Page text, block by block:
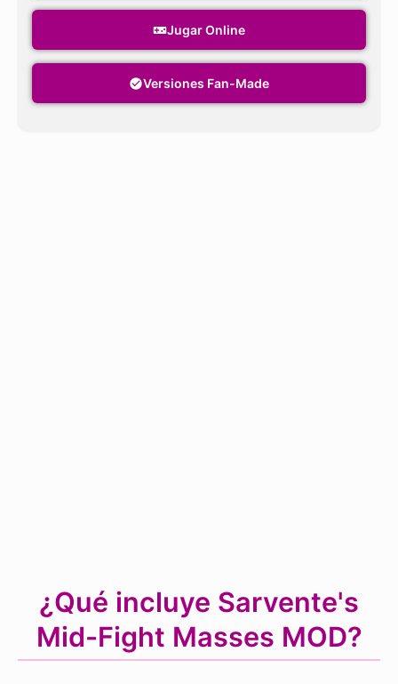
Jugar Online
Versiones Fan-Made
¿Qué incluye Sarvente's
Mid-Fight Masses MOD?